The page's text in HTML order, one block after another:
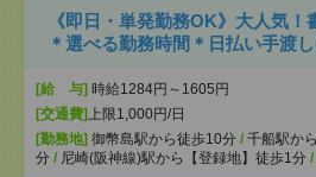
《即日・単発勤務OK》大人気
＊選べる勤務時間＊日払い手渡
[給 与] 時給1284円～1605円
[交通費] 上限1,000円/日
[勤務地] 御幣島駅から徒歩10分 / 千船駅か
分 / 尼崎(阪神線)駅から【登録地】徒歩1分 /